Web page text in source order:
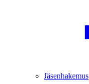
Jäsenhakemus